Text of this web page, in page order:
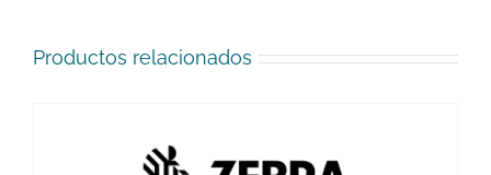
Productos relacionados